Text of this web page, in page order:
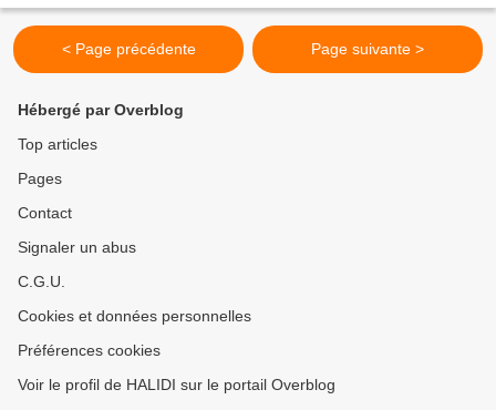
< Page précédente Page suivante >
Hébergé par Overblog
Top articles
Pages
Contact
Signaler un abus
C.G.U.
Cookies et données personnelles
Préférences cookies
Voir le profil de HALIDI sur le portail Overblog